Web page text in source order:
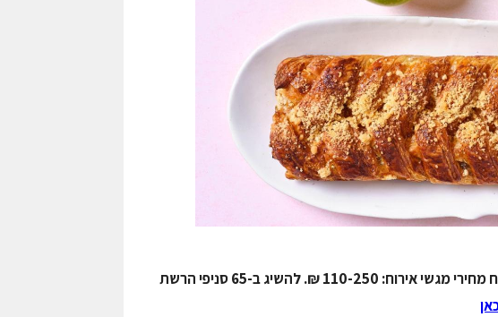
להשיג ב-65 סניפי הרשת